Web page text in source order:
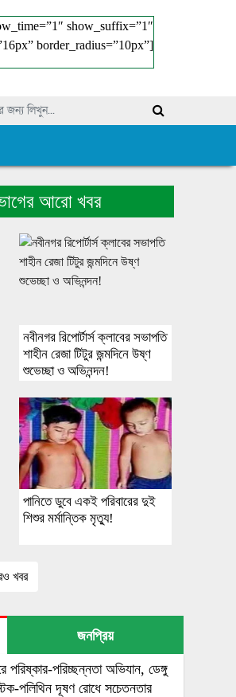
show_suffix=”1″
border_radius=”10px”]
আরো খবর
নবীনগর রিপোর্টার্স ক্লাবের সভাপতি
শাহীন রেজা টিটুর জন্মদিনে উষ্ণ
শুভেচ্ছা ও অভিনন্দন!
পানিতে ডুবে একই পরিবারের দুই
শিশুর মর্মান্তিক মৃত্যু!
খবর
জনপ্রিয়
পরিষ্কার-পরিচ্ছন্নতা অভিযান, ডেঙ্গু
পলিথিন দূষণ রোধে সচেতনতার